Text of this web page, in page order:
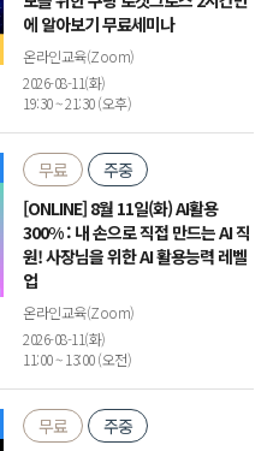
에 알아보기 무료세미나
온라인교육(Zoom)
2026-08-11(화)
19:30 ~ 21:30 (오후)
무료
주중
[ONLINE] 8월 11일(화) AI활용
300% : 내 손으로 직접 만드는 AI 직
원! 사장님을 위한 AI 활용능력 레벨
업
온라인교육(Zoom)
2026-08-11(화)
11:00 ~ 13:00 (오전)
무료
주중